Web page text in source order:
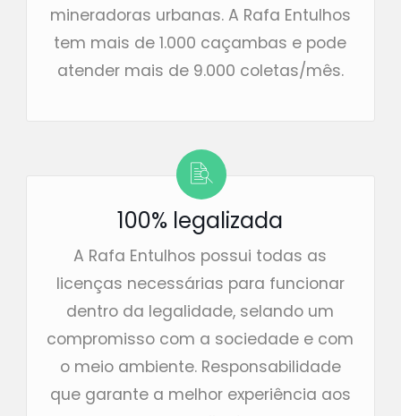
mineradoras urbanas. A Rafa Entulhos
tem mais de 1.000 caçambas e pode
atender mais de 9.000 coletas/mês.
100% legalizada
A Rafa Entulhos possui todas as
licenças necessárias para funcionar
dentro da legalidade, selando um
compromisso com a sociedade e com
o meio ambiente. Responsabilidade
que garante a melhor experiência aos